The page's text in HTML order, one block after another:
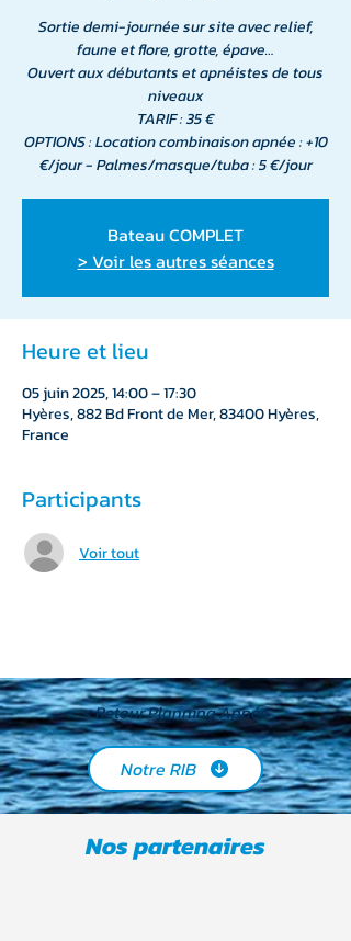
Sortie demi-journée sur site avec relief,
faune et flore, grotte, épave…
Ouvert aux débutants et apnéistes de tous
niveaux
TARIF : 35 €
OPTIONS : Location combinaison apnée : +10
€/jour - Palmes/masque/tuba : 5 €/jour
Bateau COMPLET
> Voir les autres séances
Heure et lieu
05 juin 2025, 14:00 – 17:30
Hyères, 882 Bd Front de Mer, 83400 Hyères,
France
Participants
Voir tout
< Retour Planning Apnée
Notre RIB
Nos partenaires